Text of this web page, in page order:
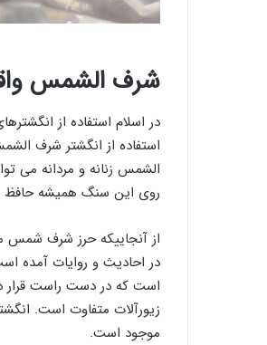
شرف الشمس
در اسلام استفاده از
استفاده از انگشتر شرف
الشمس زنانه و مردانه می
روی این سنگ همیشه حافظ
از آنجاییکه حرز شرف شمس
در احادیث و روایات آمده
است که در دست راست قرار
زیورآلات متفاوت است.
موجود است.